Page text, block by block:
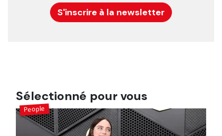
S'inscrire à la newsletter
Sélectionné pour vous
People